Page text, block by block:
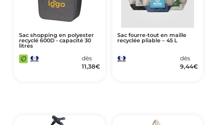
Sac shopping en polyester
recyclé 600D - capacité 30
litres
dès
11,38€
Sac fourre-tout en maille
recyclée pliable – 45 L
dès
9,44€